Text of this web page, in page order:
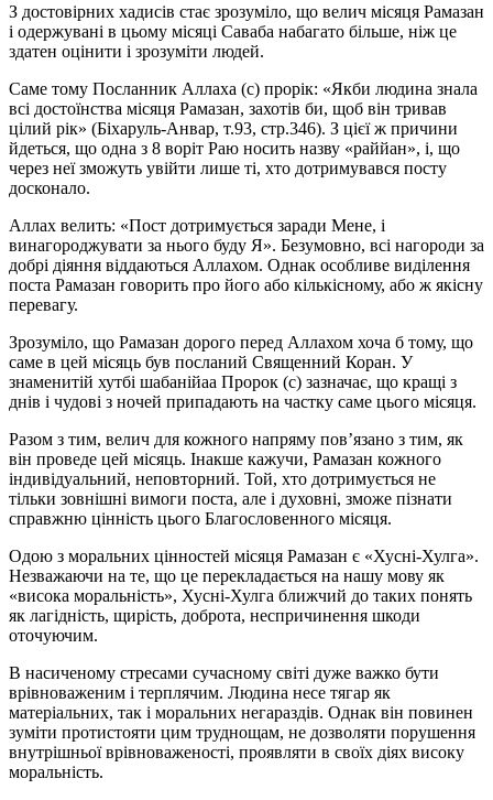
З достовірних хадисів стає зрозуміло, що велич місяця Рамазан
і одержувані в цьому місяці Саваба набагато більше, ніж це
здатен оцінити і зрозуміти людей.
Саме тому Посланник Аллаха (с) прорік: «Якби людина знала
всі достоїнства місяця Рамазан, захотів би, щоб він тривав
цілий рік» (Біхаруль-Анвар, т.93, стр.346). З цієї ж причини
йдеться, що одна з 8 воріт Раю носить назву «раййан», і, що
через неї зможуть увійти лише ті, хто дотримувався посту
досконало.
Аллах велить: «Пост дотримується заради Мене, і
винагороджувати за нього буду Я». Безумовно, всі нагороди за
добрі діяння віддаються Аллахом. Однак особливе виділення
поста Рамазан говорить про його або кількісному, або ж якісну
перевагу.
Зрозуміло, що Рамазан дорого перед Аллахом хоча б тому, що
саме в цей місяць був посланий Священний Коран. У
знаменитій хутбі шабанійаа Пророк (с) зазначає, що кращі з
днів і чудові з ночей припадають на частку саме цього місяця.
Разом з тим, велич для кожного напряму пов’язано з тим, як
він проведе цей місяць. Інакше кажучи, Рамазан кожного
індивідуальний, неповторний. Той, хто дотримується не
тільки зовнішні вимоги поста, але і духовні, зможе пізнати
справжню цінність цього Благословенного місяця.
Одою з моральних цінностей місяця Рамазан є «Хусні-Хулга».
Незважаючи на те, що це перекладається на нашу мову як
«висока моральність», Хусні-Хулга ближчий до таких понять
як лагідність, щирість, доброта, неспричинення шкоди
оточуючим.
В насиченому стресами сучасному світі дуже важко бути
врівноваженим і терплячим. Людина несе тягар як
матеріальних, так і моральних негараздів. Однак він повинен
зуміти протистояти цим труднощам, не дозволяти порушення
внутрішньої врівноваженості, проявляти в своїх діях високу
моральність.